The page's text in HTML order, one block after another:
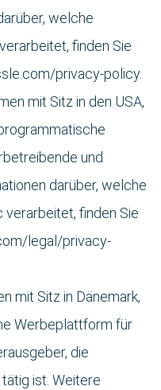
welche
finden Sie
privacy-policy.
mit Sitz in den USA,
und
darüber, welche
finden Sie
legal/privacy-
mit Sitz in Dänemark,
Werbeplattform für
die
ist. Weitere